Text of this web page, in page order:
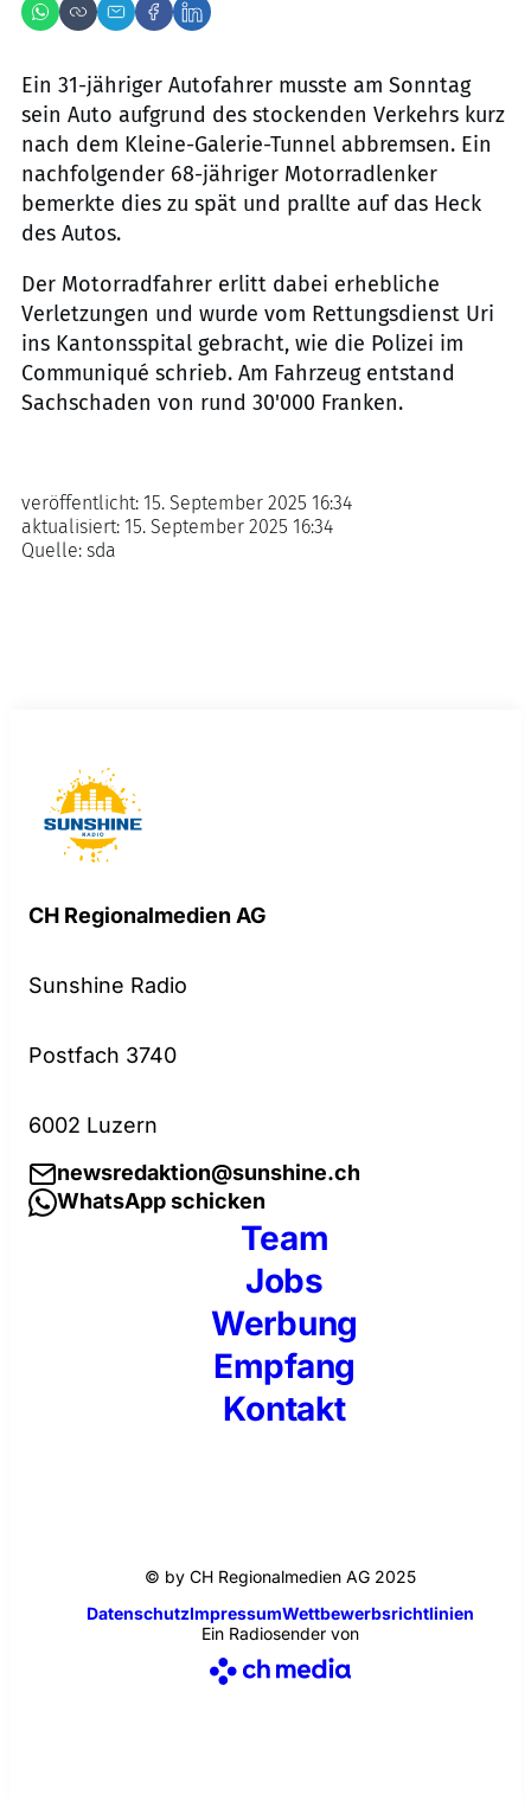
Ein 31-jähriger Autofahrer musste am Sonntag
sein Auto aufgrund des stockenden Verkehrs kurz
nach dem Kleine-Galerie-Tunnel abbremsen. Ein
nachfolgender 68-jähriger Motorradlenker
bemerkte dies zu spät und prallte auf das Heck
des Autos.
Der Motorradfahrer erlitt dabei erhebliche
Verletzungen und wurde vom Rettungsdienst Uri
ins Kantonsspital gebracht, wie die Polizei im
Communiqué schrieb. Am Fahrzeug entstand
Sachschaden von rund 30'000 Franken.
Quelle: sda
veröffentlicht: 15. September 2025 16:34
aktualisiert: 15. September 2025 16:34
CH Regionalmedien AG
Sunshine Radio
Postfach 3740
6002 Luzern
newsredaktion@sunshine.ch
WhatsApp schicken
Team
Jobs
Werbung
Empfang
Kontakt
© by CH Regionalmedien AG 2025
DatenschutzImpressumWettbewerbsrichtlinien
Ein Radiosender von